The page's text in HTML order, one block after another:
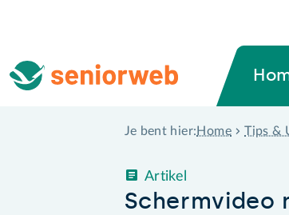
Je bent hier: Home Tips &
Schermvideo
Artikel